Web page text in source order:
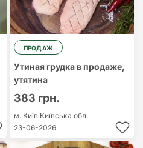
ПРОДАЖ
Утиная грудка в продаже,
утятина
383 грн.
м. Київ Київська обл.
23-06-2026